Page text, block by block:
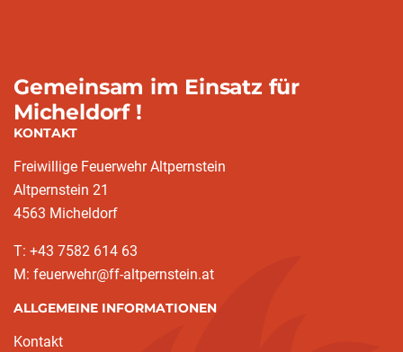
Gemeinsam im Einsatz für
Micheldorf !
KONTAKT
Freiwillige Feuerwehr Altpernstein
Altpernstein 21
4563 Micheldorf
T: +43 7582 614 63
M: feuerwehr@ff-altpernstein.at
ALLGEMEINE INFORMATIONEN
Kontakt